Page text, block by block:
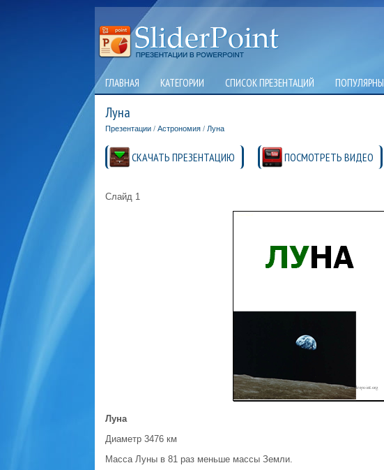
ГЛАВНАЯ КАТЕГОРИИ СПИСОК ПРЕЗЕНТАЦИЙ
Луна
Презентации/ Астрономия/ Луна
СКАЧАТЬ ПРЕЗЕНТАЦИЮ ПОСМОТРЕТЬ ВИДЕО
Слайд 1
Луна
Диаметр 3476 км
Масса Луны в 81 раз меньше массы Земли.